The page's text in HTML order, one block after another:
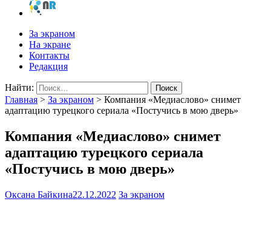
За экраном
На экране
Контакты
Редакция
Найти:
Главная > За экраном > Компания «Медиаслово» снимет
адаптацию турецкого сериала «Постучись в мою дверь»
Компания «Медиаслово» снимет
адаптацию турецкого сериала
«Постучись в мою дверь»
Оксана Байкина22.12.2022 За экраном